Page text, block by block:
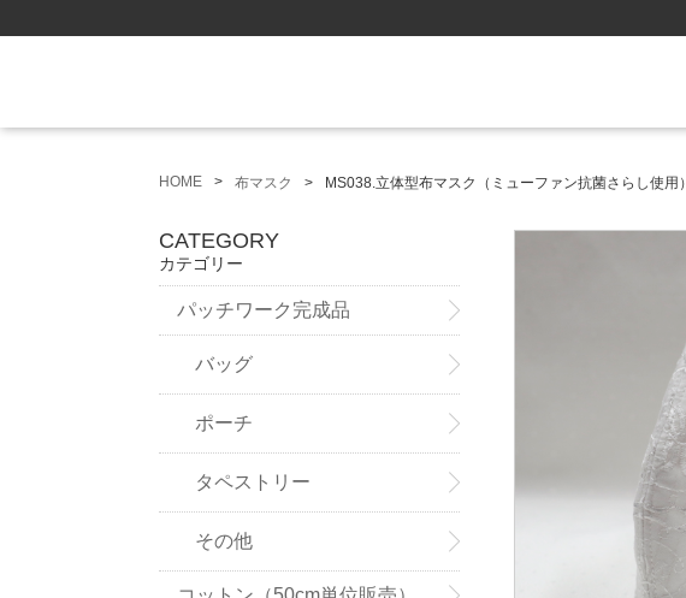
HOME 布マスク MS038.立体型布マスク（ミューファン抗菌さらし使用）
CATEGORY
カテゴリー
パッチワーク完成品
バッグ
ポーチ
タペストリー
その他